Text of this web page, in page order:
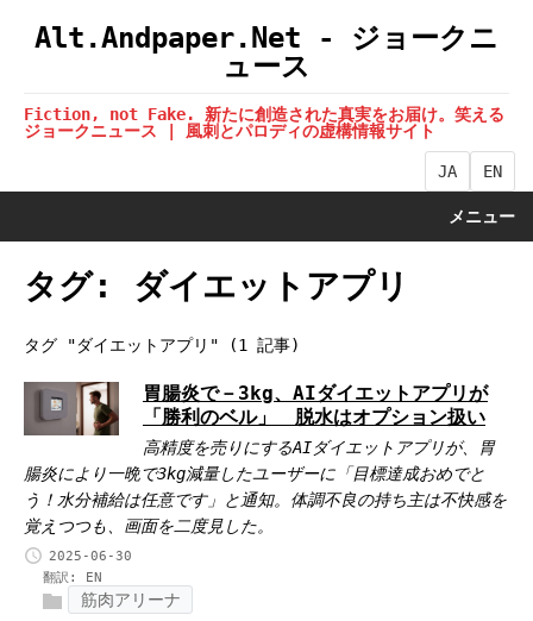
Alt.Andpaper.Net - ジョークニ
ュース
Fiction, not Fake. 新たに創造された真実をお届け。笑える
ジョークニュース | 風刺とパロディの虚構情報サイト
JA EN
メニュー
タグ: ダイエットアプリ
タグ "ダイエットアプリ" (1 記事)
胃腸炎で－3kg、AIダイエットアプリが
「勝利のベル」 脱水はオプション扱い
高精度を売りにするAIダイエットアプリが、胃
腸炎により一晩で3kg減量したユーザーに「目標達成おめでと
う！水分補給は任意です」と通知。体調不良の持ち主は不快感を
覚えつつも、画面を二度見した。
2025-06-30
翻訳: EN
筋肉アリーナ